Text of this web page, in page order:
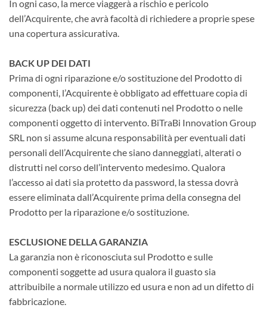
In ogni caso, la merce viaggerà a rischio e pericolo
dell’Acquirente, che avrà facoltà di richiedere a proprie spese
una copertura assicurativa.
BACK UP DEI DATI
Prima di ogni riparazione e/o sostituzione del Prodotto di
componenti, l’Acquirente è obbligato ad effettuare copia di
sicurezza (back up) dei dati contenuti nel Prodotto o nelle
componenti oggetto di intervento. BiTraBi Innovation Group
SRL non si assume alcuna responsabilità per eventuali dati
personali dell’Acquirente che siano danneggiati, alterati o
distrutti nel corso dell’intervento medesimo. Qualora
l’accesso ai dati sia protetto da password, la stessa dovrà
essere eliminata dall’Acquirente prima della consegna del
Prodotto per la riparazione e/o sostituzione.
ESCLUSIONE DELLA GARANZIA
La garanzia non è riconosciuta sul Prodotto e sulle
componenti soggette ad usura qualora il guasto sia
attribuibile a normale utilizzo ed usura e non ad un difetto di
fabbricazione.